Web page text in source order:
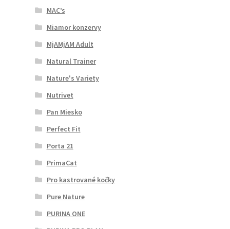
MAC’s
Miamor konzervy
MjAMjAM Adult
Natural Trainer
Nature's Variety
Nutrivet
Pan Miesko
Perfect Fit
Porta 21
PrimaCat
Pro kastrované kočky
Pure Nature
PURINA ONE